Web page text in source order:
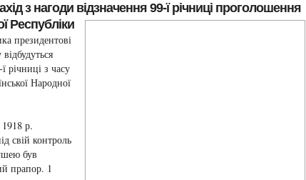
з нагоди відзначення 99-ї річниці проголошення
Республіки
президентові
річниці з часу
Народної
р.
свій контроль
був
прапор. 1